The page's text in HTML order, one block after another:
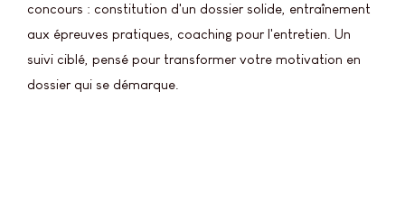
concours : constitution d'un dossier solide, entraînement
aux épreuves pratiques, coaching pour l'entretien. Un
suivi ciblé, pensé pour transformer votre motivation en
dossier qui se démarque.